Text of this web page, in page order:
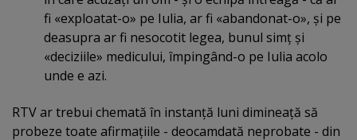
fi «exploatat-o» pe Iulia, ar fi «abandonat-o», şi pe
deasupra ar fi nesocotit legea, bunul simţ şi
«deciziile» medicului, împingând-o pe Iulia acolo
unde e azi.
RTV ar trebui chemată în instanţă luni dimineaţă să
probeze toate afirmaţiile - deocamdată neprobate - din